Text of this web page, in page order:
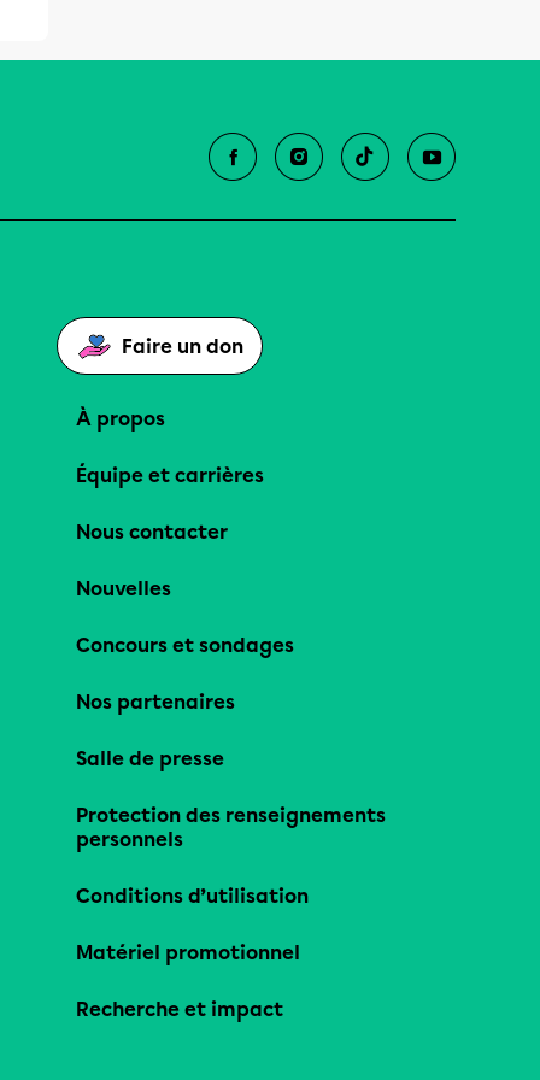
Faire un don
À propos
Équipe et carrières
Nous contacter
Nouvelles
Concours et sondages
Nos partenaires
Salle de presse
Protection des renseignements
personnels
Conditions d’utilisation
Matériel promotionnel
Recherche et impact